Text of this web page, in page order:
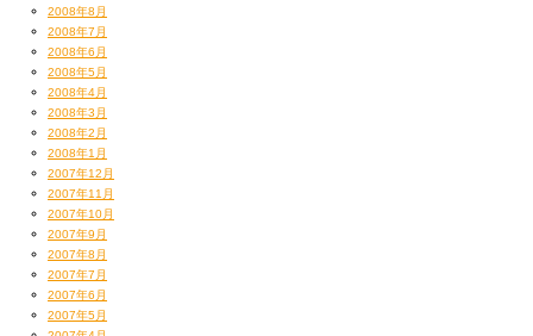
2008年8月
2008年7月
2008年6月
2008年5月
2008年4月
2008年3月
2008年2月
2008年1月
2007年12月
2007年11月
2007年10月
2007年9月
2007年8月
2007年7月
2007年6月
2007年5月